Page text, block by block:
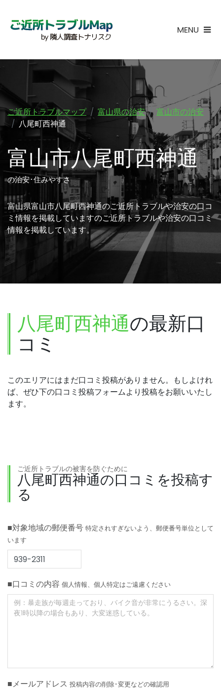
MENU
ご近所トラブルマップ 富山県の治安
富山市の治安
八尾町西神通
富山市八尾町西神通
の治安･住みやすさ
富山県富山市八尾町西神通のご近所トラブルや治安の口コ
ミ情報を掲載していますのご近所トラブルや治安の口コミ
情報を掲載しています。
八尾町西神通の最新口
コミ
このエリアにはまだ口コミ投稿がありません。もしよけれ
ば、ぜひ下の口コミ投稿フォームより投稿をお願いいたし
ます。
ご近所トラブルの被害を防ぐために
八尾町西神通の口コミを投稿す
る
■対象地域の郵便番号 特定されすぎないよう、郵便番号単位として
います
■口コミの内容 個人情報、個人特定はご遠慮ください
■メールアドレス 投稿内容の削除･変更などの確認用